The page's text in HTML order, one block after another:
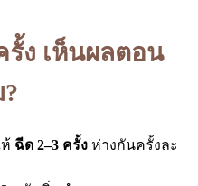
ง เห็นผลตอน
?
ฉีด 2–3 ครั้ง ห่างกันครั้งละ